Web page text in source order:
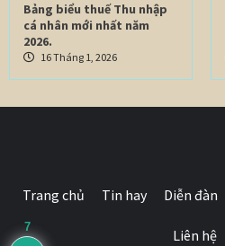
Bảng biểu thuế Thu nhập
cá nhân mới nhất năm
2026.
16 Tháng 1, 2026
Trang chủ Tin hay Diễn đàn
Liên hệ
7